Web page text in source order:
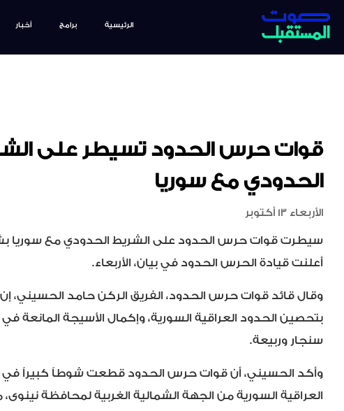
الرئيسية برامج أخبار
قوات حرس الحدود تسيطر على
الحدودي مع سوريا
الأربعاء 13 أكتوبر
سيطرت قوات حرس الحدود على الشريط الحدودي مع سوريا
أعلنت قيادة الحرس الحدود في بيان، الأربعاء.
وقال قائد قوات حرس الحدود، الفريق الركن حامد الحسيني،
بتحصين الحدود العراقية السورية، وإكمال الأسيجة المانعة
سنجار وربيعة.
وأكد الحسيني، أن قوات حرس الحدود قطعت شوطاً كبيراً في
العراقية السورية من الجهة الشمالية الغربية لمحافظة